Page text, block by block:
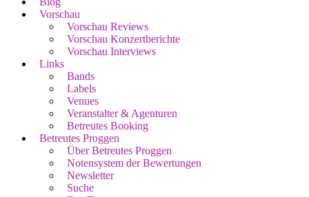
Vorschau
Vorschau Reviews
Vorschau Konzertberichte
Vorschau Interviews
Links
Bands
Labels
Venues
Veranstalter & Agenturen
Betreutes Booking
Betreutes Proggen
Über Betreutes Proggen
Notensystem der Bewertungen
Newsletter
Suche